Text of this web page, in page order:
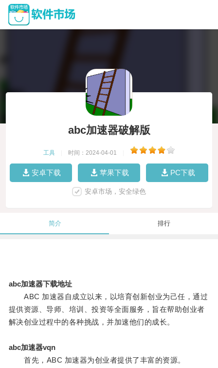
abc加速器破解版
工具 时间：2024-04-01
安卓下载 苹果下载 PC下载
安卓市场，安全绿色
简介 排行
abc加速器下载地址
ABC 加速器自成立以来，以培育创新创业为己任，通过
提供资源、导师、培训、投资等全面服务，旨在帮助创业者
解决创业过程中的各种挑战，并加速他们的成长。
abc加速器vqn
首先，ABC 加速器为创业者提供了丰富的资源。